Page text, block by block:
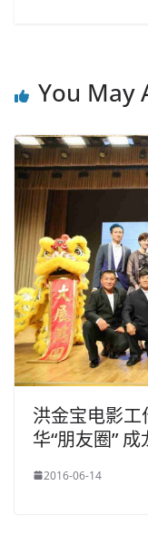
You May
洪金宝电影
华“朋友圈”
2016-06-14